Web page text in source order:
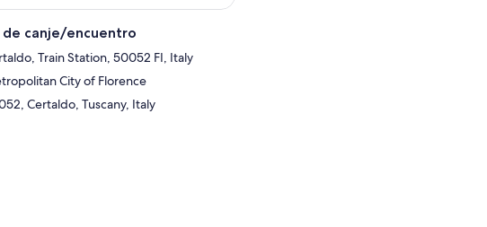
de canje/encuentro
Train Station, 50052 FI, Italy
City of Florence
Certaldo, Tuscany, Italy